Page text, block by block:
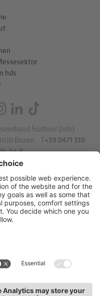
hds
Südtirol (hds)
Bozen . T+39 0471 310
bz.it